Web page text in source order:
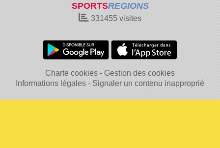
SPORTSREGIONS
331455 visites
Charte cookies
Gestion des cookies
Informations légales
Signaler un contenu inapproprié